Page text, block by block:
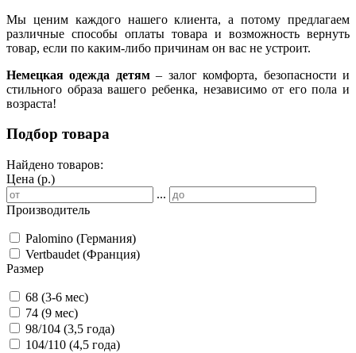
Мы ценим каждого нашего клиента, а потому предлагаем
различные способы оплаты товара и возможность вернуть
товар, если по каким-либо причинам он вас не устроит.
Немецкая одежда детям– залог комфорта, безопасности и
стильного образа вашего ребенка, независимо от его пола и
возраста!
Подбор товара
Найдено товаров:
Цена (р.)
...
Производитель
Palomino (Германия)
Vertbaudet (Франция)
Размер
68 (3-6 мес)
74 (9 мес)
98/104 (3,5 года)
104/110 (4,5 года)